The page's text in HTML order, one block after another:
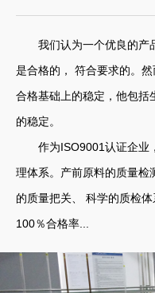
我们认为一个优良的产
是合格的， 符合要求的。
合格基础上的稳定，他包括
的稳定。
作为ISO9001认证企业
理体系。产前原料的质量检
的质量把关、 科学的质检
100％合格率...